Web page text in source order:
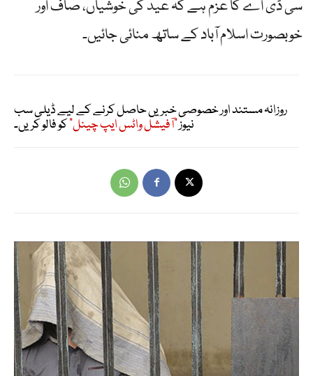
سی ڈی اے کا عزم ہے کہ عید کی خوشیاں، صاف اور
خوبصورت اسلام آباد کے ساتھ منائی جائیں۔
روزانہ مستند اور خصوصی خبریں حاصل کرنے کے لیے ڈیلی سب
نیوز"آفیشل واٹس ایپ چینل"کو فالو کریں۔